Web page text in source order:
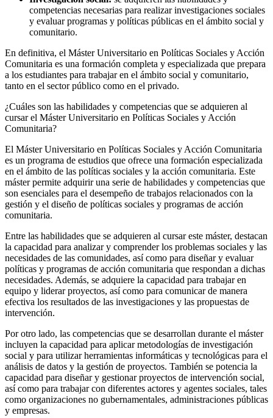
competencias necesarias para realizar investigaciones sociales
y evaluar programas y políticas públicas en el ámbito social y
comunitario.
En definitiva, el Máster Universitario en Políticas Sociales y Acción
Comunitaria es una formación completa y especializada que prepara
a los estudiantes para trabajar en el ámbito social y comunitario,
tanto en el sector público como en el privado.
¿Cuáles son las habilidades y competencias que se adquieren al
cursar el Máster Universitario en Políticas Sociales y Acción
Comunitaria?
El Máster Universitario en Políticas Sociales y Acción Comunitaria
es un programa de estudios que ofrece una formación especializada
en el ámbito de las políticas sociales y la acción comunitaria. Este
máster permite adquirir una serie de habilidades y competencias que
son esenciales para el desempeño de trabajos relacionados con la
gestión y el diseño de políticas sociales y programas de acción
comunitaria.
Entre las habilidades que se adquieren al cursar este máster, destacan
la capacidad para analizar y comprender los problemas sociales y las
necesidades de las comunidades, así como para diseñar y evaluar
políticas y programas de acción comunitaria que respondan a dichas
necesidades. Además, se adquiere la capacidad para trabajar en
equipo y liderar proyectos, así como para comunicar de manera
efectiva los resultados de las investigaciones y las propuestas de
intervención.
Por otro lado, las competencias que se desarrollan durante el máster
incluyen la capacidad para aplicar metodologías de investigación
social y para utilizar herramientas informáticas y tecnológicas para el
análisis de datos y la gestión de proyectos. También se potencia la
capacidad para diseñar y gestionar proyectos de intervención social,
así como para trabajar con diferentes actores y agentes sociales, tales
como organizaciones no gubernamentales, administraciones públicas
y empresas.